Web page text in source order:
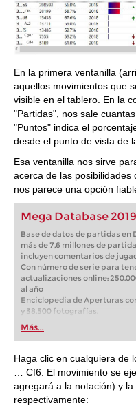
En la primera ventanilla
aquellos movimientos que
visible en el tablero. En la
"Partidas", nos sale
"Puntos" indica el
desde el punto de vista de
Esa ventanilla nos sirve
acerca de las posibilidades
nos parece una opción
Mega Database 2019
Base de datos de partidas en
más de 7,6 millones de
incluyen comentarios de
Con número de serie para
actualizaciones online:
al año
Enciclopedia de Aperturas
y 38.500 fotografías.
Más...
Haga clic en cualquiera de
… Cf6. El movimiento se
agregará a la notación) y
respectivamente: